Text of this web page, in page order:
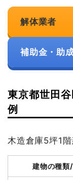
解体業者
補助金・助
東京都世田
例
木造倉庫5坪1
建物の種類